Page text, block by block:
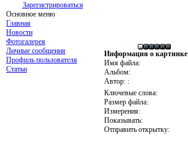
Зарегистрироваться
Основное меню
Главная
Новости
Фотогалерея
Личные сообщения
Профиль пользователя
Статьи
Информация о картинке
Имя файла:
Альбом:
Автор: :
Ключевые слова:
Размер файла:
Измерения:
Показывать:
Отправить открытку: